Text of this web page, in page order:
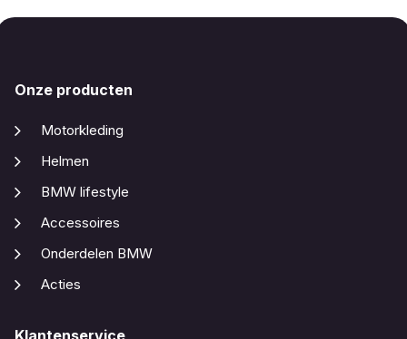
Onze producten
Motorkleding
Helmen
BMW lifestyle
Accessoires
Onderdelen BMW
Acties
Klantenservice